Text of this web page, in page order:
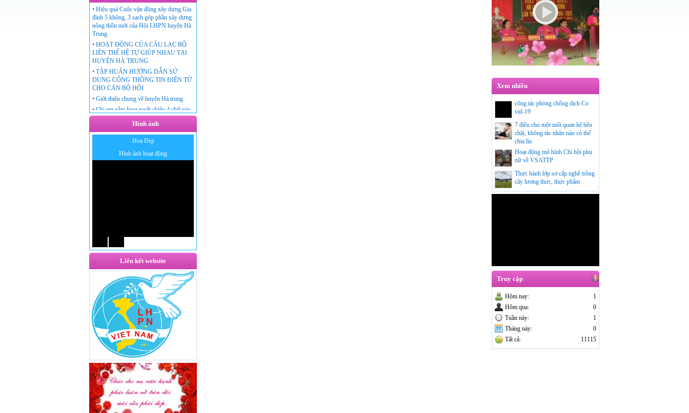
• Hiệu quả Cuộc vận động xây dựng Gia
đình 5 không, 3 sạch góp phần xây dựng
nông thôn mới của Hội LHPN huyện Hà
Trung
• HOẠT ĐỘNG CỦA CÂU LẠC BỘ
LIÊN THẾ HỆ TỰ GIÚP NHAU TẠI
HUYỆN HÀ TRUNG
• TẬP HUẤN HƯỚNG DẪN SỬ
DUNG CỔNG THÔNG TIN ĐIỆN TỬ
CHO CÁN BỘ HỘI
• Giới thiệu chung về huyện Hà trung
• Chị em nằm lòng tuyệt chiêu 4 chữ này
thì chồng gia trưởng, độc đoán đến đâu
cũng phải ngả mũ kính phục vợ!
Hình ảnh
Hoa Đẹp
Hình ảnh hoạt động
Liên kết website
Xem nhiều
công tác phòng chống dịch Co
vid-19
7 điều cho một mối quan hệ bền
chặt, không tác nhân nào có thể
chia lìa
Hoạt động mô hình Chi hội phụ
nữ về VSATTP
Thực hành lớp sơ cấp nghề trồng
cây lương thưc, thực phẩm
Hội LHPN huyện trao Mái ấm
Truy cập
Hôm nay:
1
Hôm qua:
0
Tuần này:
1
Tháng này:
0
Tất cả:
11115